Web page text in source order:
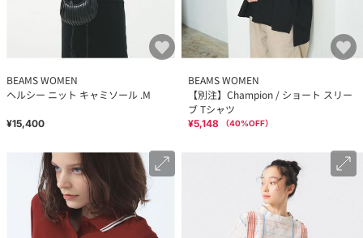
BEAMS WOMEN
ヘルシー ニット キャミソール .M
¥15,400
BEAMS WOMEN
【別注】Champion / ショート スリー
ブ Tシャツ
¥5,148 （40%OFF）